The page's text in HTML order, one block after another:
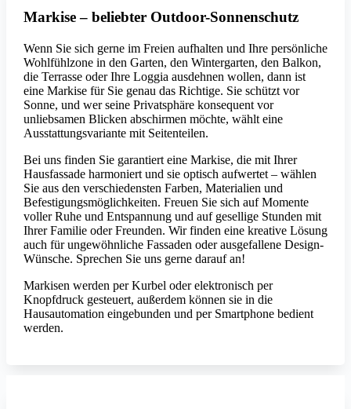
Markise – beliebter Outdoor-Sonnenschutz
Wenn Sie sich gerne im Freien aufhalten und Ihre persönliche
Wohlfühlzone in den Garten, den Wintergarten, den Balkon,
die Terrasse oder Ihre Loggia ausdehnen wollen, dann ist
eine Markise für Sie genau das Richtige. Sie schützt vor
Sonne, und wer seine Privatsphäre konsequent vor
unliebsamen Blicken abschirmen möchte, wählt eine
Ausstattungsvariante mit Seitenteilen.
Bei uns finden Sie garantiert eine Markise, die mit Ihrer
Hausfassade harmoniert und sie optisch aufwertet – wählen
Sie aus den verschiedensten Farben, Materialien und
Befestigungsmöglichkeiten. Freuen Sie sich auf Momente
voller Ruhe und Entspannung und auf gesellige Stunden mit
Ihrer Familie oder Freunden. Wir finden eine kreative Lösung
auch für ungewöhnliche Fassaden oder ausgefallene Design-
Wünsche. Sprechen Sie uns gerne darauf an!
Markisen werden per Kurbel oder elektronisch per
Knopfdruck gesteuert, außerdem können sie in die
Hausautomation eingebunden und per Smartphone bedient
werden.